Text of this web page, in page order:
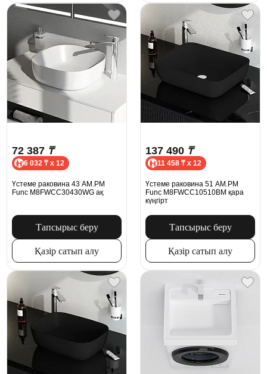
72 387 ₸
6 032 ₸ x 12
Үстеме раковина 43 AM.PM
Func M8FWCC30430WG ақ
Тапсырыс беру
Қазір сатып алу
137 490 ₸
11 458 ₸ x 12
Үстеме раковина 51 AM.PM
Func M8FWCC10510BM қара
күңгірт
Тапсырыс беру
Қазір сатып алу